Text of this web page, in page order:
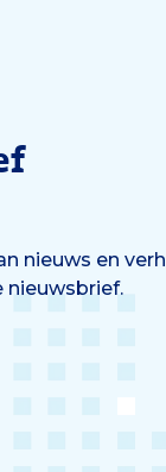
nieuws en
nieuwsbrief.